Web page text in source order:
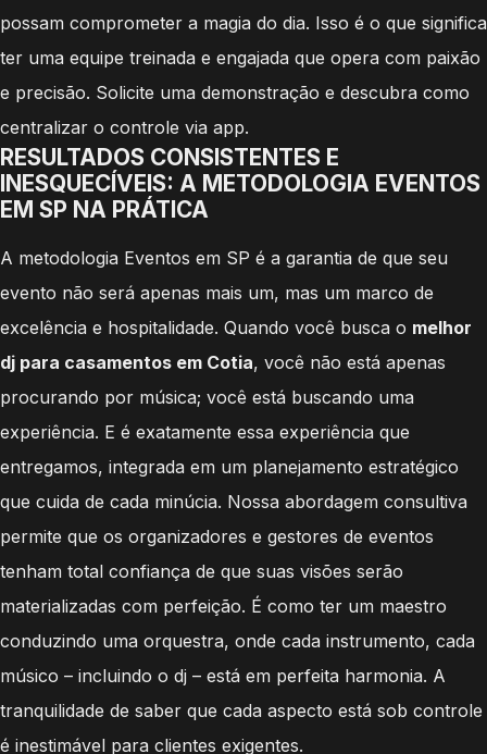
possam comprometer a magia do dia. Isso é o que significa
ter uma equipe treinada e engajada que opera com paixão
e precisão. Solicite uma demonstração e descubra como
centralizar o controle via app.
RESULTADOS CONSISTENTES E
INESQUECÍVEIS: A METODOLOGIA EVENTOS
EM SP NA PRÁTICA
A metodologia Eventos em SP é a garantia de que seu
evento não será apenas mais um, mas um marco de
excelência e hospitalidade. Quando você busca o melhor
dj para casamentos em Cotia, você não está apenas
procurando por música; você está buscando uma
experiência. E é exatamente essa experiência que
entregamos, integrada em um planejamento estratégico
que cuida de cada minúcia. Nossa abordagem consultiva
permite que os organizadores e gestores de eventos
tenham total confiança de que suas visões serão
materializadas com perfeição. É como ter um maestro
conduzindo uma orquestra, onde cada instrumento, cada
músico – incluindo o dj – está em perfeita harmonia. A
tranquilidade de saber que cada aspecto está sob controle
é inestimável para clientes exigentes.